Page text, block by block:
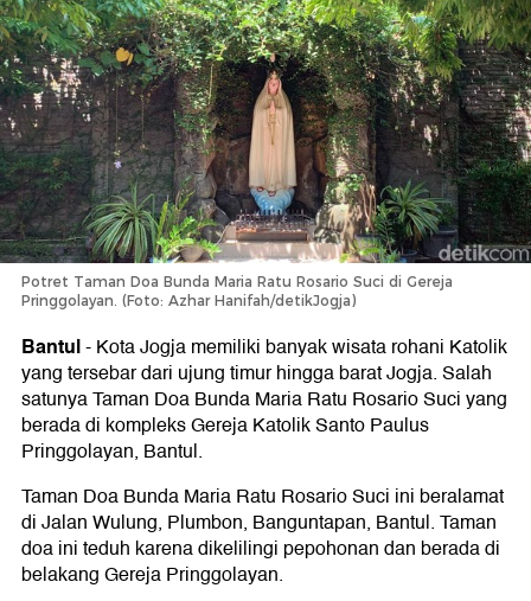
Potret Taman Doa Bunda Maria Ratu Rosario Suci di Gereja
Pringgolayan. (Foto: Azhar Hanifah/detikJogja)
Bantul-Kota Jogja memiliki banyak wisata rohani Katolik
yang tersebar dari ujung timur hingga barat Jogja. Salah
satunya Taman Doa Bunda Maria Ratu Rosario Suci yang
berada di kompleks Gereja Katolik Santo Paulus
Pringgolayan, Bantul.
Taman Doa Bunda Maria Ratu Rosario Suci ini beralamat
di Jalan Wulung, Plumbon, Banguntapan, Bantul. Taman
doa ini teduh karena dikelilingi pepohonan dan berada di
belakang Gereja Pringgolayan.